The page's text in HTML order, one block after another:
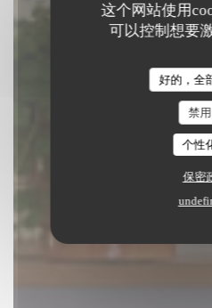
这个网站使用
可以控制想要
好的，全
禁用
个性
保密
BISTRONOMIC
预订